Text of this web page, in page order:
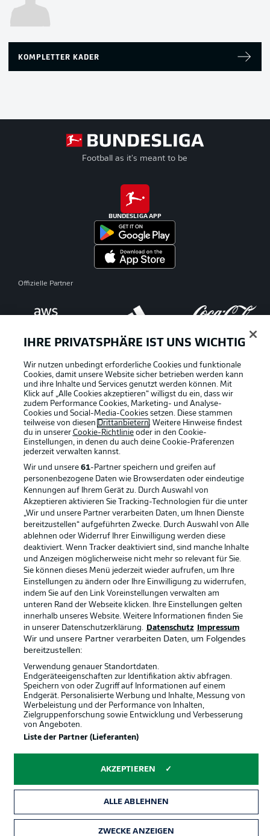
KOMPLETTER KADER
Football as it's meant to be
BUNDESLIGA APP
Offizielle Partner
Rechtliche Hinweise Voreinstellungen verwalten
Datenschutz Nutzungsbedingungen
Kontakt Jobs
Impressum Partner
Spieler Liveticker
AGB
© 2026 Bundesliga-Gruppe GmbH
Anzeige Modus
IHRE PRIVATSPHÄRE IST UNS WICHTIG
Wir nutzen unbedingt erforderliche Cookies und funktionale
Cookies, damit unsere Website sicher betrieben werden kann
und ihre Inhalte und Services genutzt werden können. Mit
Klick auf „Alle Cookies akzeptieren“ willigst du ein, dass wir
zudem Performance Cookies, Marketing- und Analyse-
Cookies und Social-Media-Cookies setzen. Diese stammen
teilweise von diesen Drittanbietern. Weitere Hinweise findest
du in unserer Cookie-Richtlinieoder in den Cookie-
Einstellungen, in denen du auch deine Cookie-Präferenzen
jederzeit verwalten kannst.
Wir und unsere 61-Partner speichern und greifen auf
personenbezogene Daten wie Browserdaten oder eindeutige
Kennungen auf Ihrem Gerät zu. Durch Auswahl von
Akzeptieren aktivieren Sie Tracking-Technologien für die unter
„Wir und unsere Partner verarbeiten Daten, um Ihnen Dienste
bereitzustellen“ aufgeführten Zwecke. Durch Auswahl von Alle
ablehnen oder Widerruf Ihrer Einwilligung werden diese
deaktiviert. Wenn Tracker deaktiviert sind, sind manche Inhalte
und Anzeigen möglicherweise nicht mehr so relevant für Sie.
Sie können dieses Menü jederzeit wieder aufrufen, um Ihre
Einstellungen zu ändern oder Ihre Einwilligung zu widerrufen,
indem Sie auf den Link Voreinstellungen verwalten am
unteren Rand der Webseite klicken. Ihre Einstellungen gelten
innerhalb unseres Website. Weitere Informationen finden Sie
in unserer Datenschutzerklärung.
Datenschutz Impressum
Wir und unsere Partner verarbeiten Daten, um Folgendes
bereitzustellen:
Verwendung genauer Standortdaten.
Endgeräteeigenschaften zur Identifikation aktiv abfragen.
Speichern von oder Zugriff auf Informationen auf einem
Endgerät. Personalisierte Werbung und Inhalte, Messung von
Werbeleistung und der Performance von Inhalten,
Zielgruppenforschung sowie Entwicklung und Verbesserung
von Angeboten.
Liste der Partner (Lieferanten)
AKZEPTIEREN
ALLE ABLEHNEN
ZWECKE ANZEIGEN